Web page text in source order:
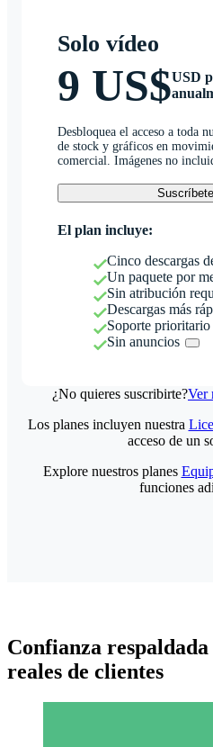
Solo vídeo
9 US$USD
Desbloquea el acceso a toda
de stock y gráficos en
comercial. Imágenes no
El plan incluye:
Cinco descargas
Un paquete por
Sin atribución
Descargas más
Soporte prioritario
Sin anuncios
¿No quieres suscribirte?Ver
Los planes incluyen nuestra
acceso de un
Explore nuestros planes
funciones
Confianza
reales de clientes